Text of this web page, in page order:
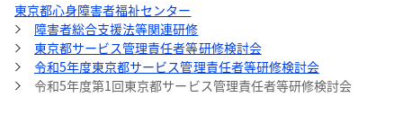
東京都心身障害者福祉センター
障害者総合支援法等関連研修
東京都サービス管理責任者等研修検討会
令和5年度東京都サービス管理責任者等研修検討会
令和5年度第1回東京都サービス管理責任者等研修検討会